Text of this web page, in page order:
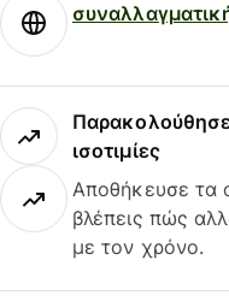
ισοτιμίες
Αποθήκευσε τα
βλέπεις πώς
με τον χρόνο.